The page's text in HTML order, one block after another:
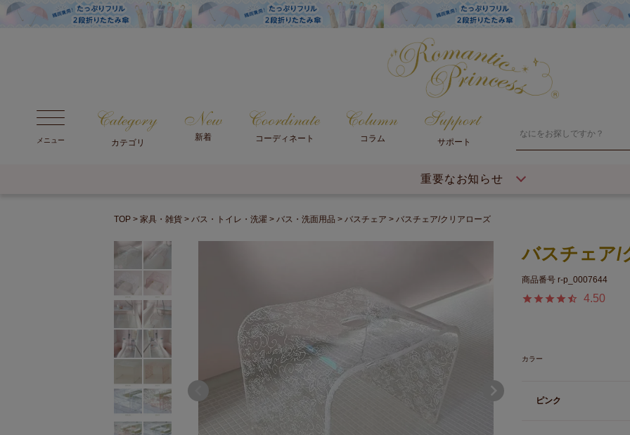
メニュー カテゴリ
新着 コーディネート コラム サポート
重要なお知らせ
TOP 家具・雑貨 バス・トイレ・洗濯 バス・洗面用品 バスチェア バスチェア/クリアローズ
バスチェア/
商品番号 r-p_0007644
4.50
カラー
ピンク